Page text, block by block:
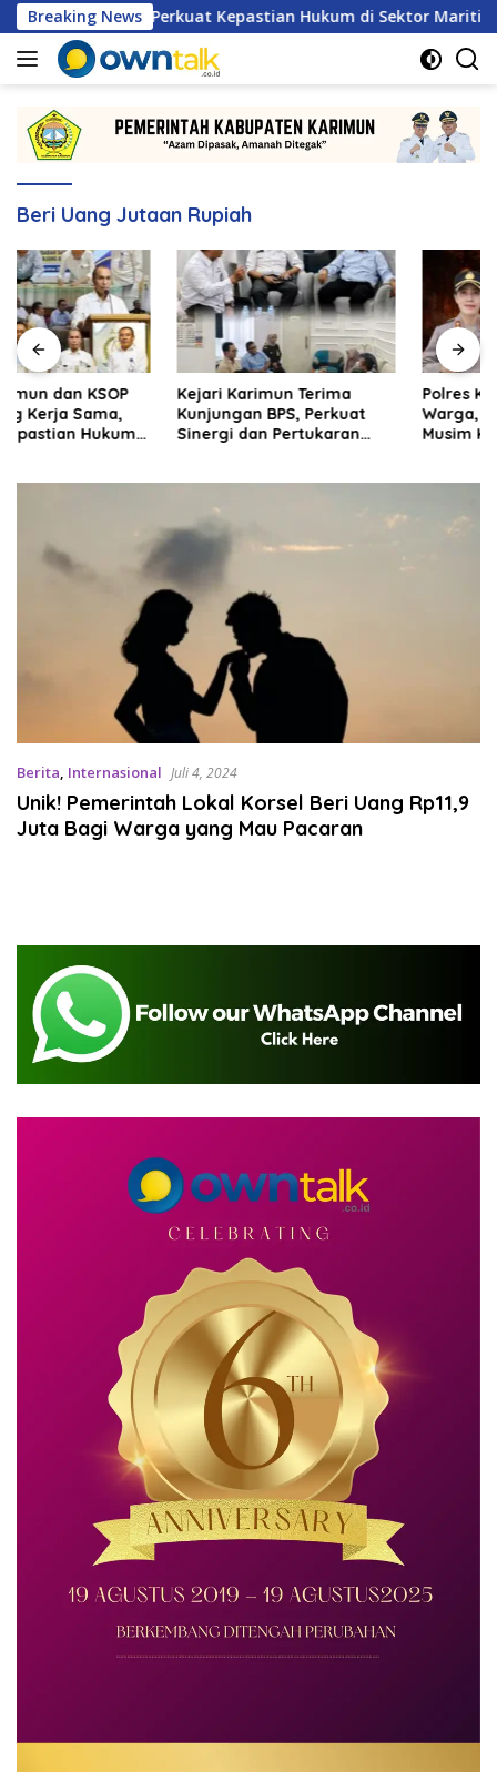
Langsung
ke
konten
Breaking News
Sama, Perkuat Kepastian Hukum di Sektor Maritim
Beri Uang Jutaan Rupiah
Kejari Karimun Terima
Kunjungan BPS, Perkuat
Sinergi dan Pertukaran
Polres Karimun Ingatkan
Warga, Waspada Karthula
Musim Kemarau
Berita, Internasional Juli 4, 2024
Unik! Pemerintah Lokal Korsel Beri Uang Rp11,9
Juta Bagi Warga yang Mau Pacaran